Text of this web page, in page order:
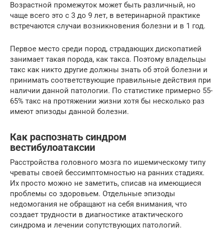
Возрастной промежуток может быть различный, но
чаще всего это с 3 до 9 лет, в ветеринарной практике
встречаются случаи возникновения болезни и в 1 год.
Первое место среди пород, страдающих дископатией
занимает такая порода, как такса. Поэтому владельцы
такс как никто другие должны знать об этой болезни и
принимать соответствующие правильные действия при
наличии данной патологии. По статистике примерно 55-
65% такс на протяжении жизни хотя бы несколько раз
имеют эпизоды данной болезни.
Как распознать синдром
вестибулоатаксии
Расстройства головного мозга по ишемическому типу
чреваты своей бессимптомностью на ранних стадиях.
Их просто можно не заметить, списав на имеющиеся
проблемы со здоровьем. Отдельные эпизоды
недомогания не обращают на себя внимания, что
создает трудности в диагностике атактического
синдрома и лечении сопутствующих патологий.